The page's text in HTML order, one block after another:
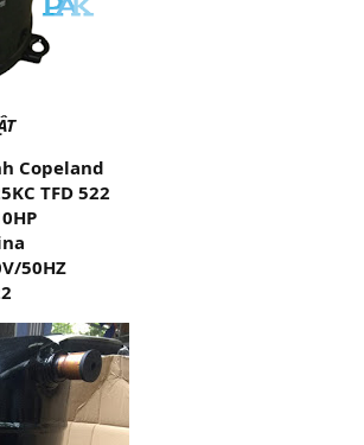
Copeland
TFD 522
50HZ